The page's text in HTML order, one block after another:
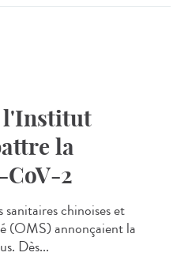
l'Institut
la
CoV-2
chinoises et
(OMS) annonçaient la
Dès...